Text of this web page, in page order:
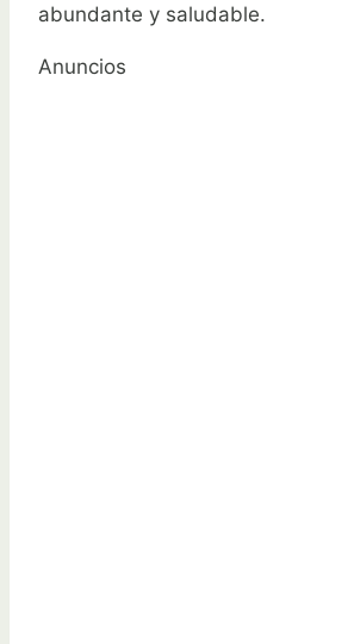
abundante y saludable.
Anuncios